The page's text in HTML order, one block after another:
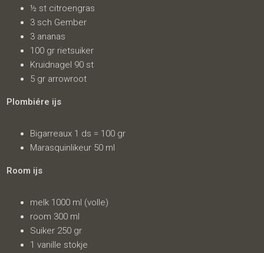
½ st citroengras
3 sch Gember
3 ananas
100 gr rietsuiker
Kruidnagel 90 st
5 gr arrowroot
Plombiére ijs
Bigarreaux 1 ds = 100 gr
Marasquinlikeur 50 ml
Room ijs
melk 1000 ml (volle)
room 300 ml
Suiker 250 gr
1 vanille stokje